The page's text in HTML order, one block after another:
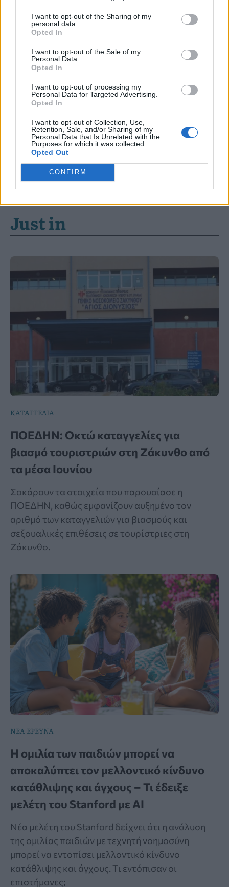
I want to opt-out of the Sharing of my
personal data.
Opted In
I want to opt-out of the Sale of my
Personal Data.
Opted In
I want to opt-out of processing my
Personal Data for Targeted Advertising.
Opted In
I want to opt-out of Collection, Use,
Retention, Sale, and/or Sharing of my
Personal Data that Is Unrelated with the
Purposes for which it was collected.
Opted Out
CONFIRM
εφαρμογή του νέου πλαισίου στα
Κέντρα Ευεξίας
πριν τις καλοκαιρινές διακοπές για
φυσική λάμψη και υγιή όψη
ΑΙΣΘΗΤΙΚΈΣ ΘΕΡΑΠΕΊΕΣ
Just in
ΚΑΤΑΓΓΕΛΙΑ
ΠΟΕΔΗΝ: Οκτώ καταγγελίες για
βιασμό τουριστριών στη Ζάκυνθο από
τα μέσα Ιουνίου
Σοκάρουν τα στοιχεία που παρουσίασε η
ΠΟΕΔΗΝ, καθώς εμφανίζουν αυξημένο τον
αριθμό των καταγγελιών για βιασμούς και
σεξουαλικές επιθέσεις σε τουρίστριες στη
Ζάκυνθο.
ΝΕΑ ΕΡΕΥΝΑ
Η ομιλία των παιδιών μπορεί να
αποκαλύπτει τον μελλοντικό κίνδυνο
κατάθλιψης και άγχους – Τι έδειξε
μελέτη του Stanford με AI
Νέα μελέτη του Stanford δείχνει ότι η ανάλυση
της ομιλίας παιδιών με τεχνητή νοημοσύνη
μπορεί να εντοπίσει μελλοντικό κίνδυνο
κατάθλιψης και άγχους. Τι εντόπισαν οι
επιστήμονες;